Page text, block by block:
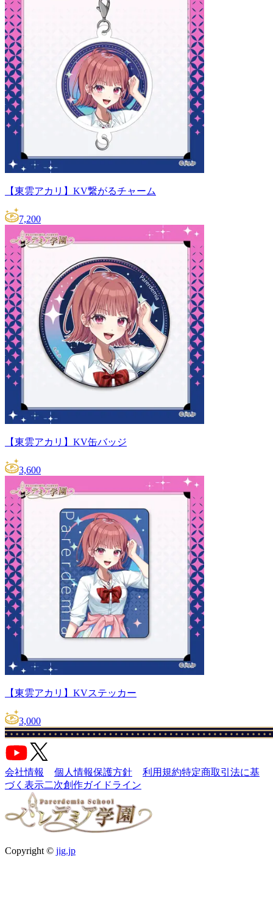
【東雲アカリ】KV繋がるチャーム
7,200
【東雲アカリ】KV缶バッジ
3,600
【東雲アカリ】KVステッカー
3,000
会社情報 個人情報保護方針 利用規約特定商取引法に基
づく表示二次創作ガイドライン
Copyright © jig.jp